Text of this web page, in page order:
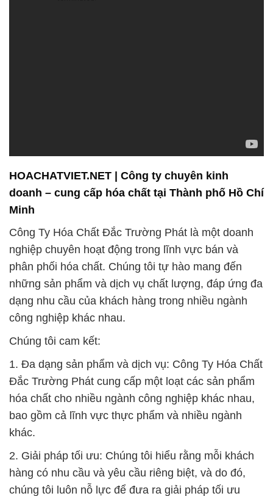
Công Ty Hóa Chất Đắc Trường Phát là một doanh
nghiệp chuyên hoạt động trong lĩnh vực bán và
phân phối hóa chất. Chúng tôi tự hào mang đến
những sản phẩm và dịch vụ chất lượng, đáp ứng đa
dạng nhu cầu của khách hàng trong nhiều ngành
công nghiệp khác nhau.
Chúng tôi cam kết:
1. Đa dạng sản phẩm và dịch vụ: Công Ty Hóa Chất
Đắc Trường Phát cung cấp một loạt các sản phẩm
hóa chất cho nhiều ngành công nghiệp khác nhau,
bao gồm cả lĩnh vực thực phẩm và nhiều ngành
2. Giải pháp tối ưu: Chúng tôi hiểu rằng mỗi khách
hàng có nhu cầu và yêu cầu riêng biệt, và do đó,
chúng tôi luôn nỗ lực để đưa ra giải pháp tối ưu
nhất cho từng đối tác. Đội ngũ chuyên gia và dịch
vụ khách hàng xuất sắc của chúng tôi luôn sẵn sàng
hỗ trợ và tư vấn.
3. An toàn là trên hết: Chúng tôi coi trọng việc đảm